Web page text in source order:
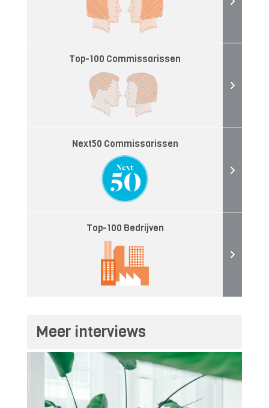
Top-100 Commissarissen
Next50 Commissarissen
Top-100 Bedrijven
Meer interviews